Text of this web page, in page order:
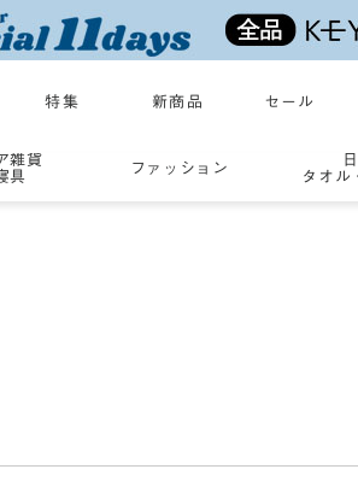
特集 新商品 セール
雑貨
具
ファッション
タオル